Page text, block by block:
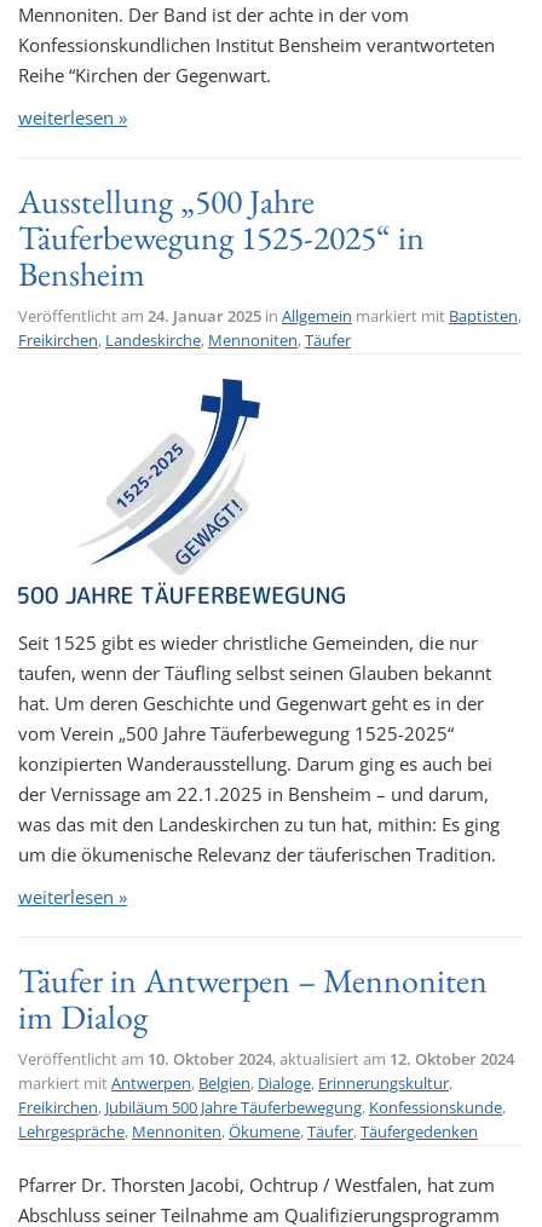
Mennoniten. Der Band ist der achte in der vom
Konfessionskundlichen Institut Bensheim verantworteten
Reihe “Kirchen der Gegenwart.
weiterlesen »
Ausstellung „500 Jahre
Täuferbewegung 1525-2025“ in
Bensheim
Veröffentlicht am 24. Januar 2025 in Allgemein markiert mit Baptisten,
Freikirchen, Landeskirche, Mennoniten,Täufer
Seit 1525 gibt es wieder christliche Gemeinden, die nur
taufen, wenn der Täufling selbst seinen Glauben bekannt
hat. Um deren Geschichte und Gegenwart geht es in der
vom Verein „500 Jahre Täuferbewegung 1525-2025“
konzipierten Wanderausstellung. Darum ging es auch bei
der Vernissage am 22.1.2025 in Bensheim – und darum,
was das mit den Landeskirchen zu tun hat, mithin: Es ging
um die ökumenische Relevanz der täuferischen Tradition.
weiterlesen »
Täufer in Antwerpen – Mennoniten
im Dialog
Veröffentlicht am 10. Oktober 2024, aktualisiert am 12. Oktober 2024
markiert mitAntwerpen, Belgien, Dialoge, Erinnerungskultur,
Freikirchen, Jubiläum 500 Jahre Täuferbewegung, Konfessionskunde,
Lehrgespräche, Mennoniten,Ökumene,Täufer,Täufergedenken
Pfarrer Dr. Thorsten Jacobi, Ochtrup / Westfalen, hat zum
Abschluss seiner Teilnahme am Qualifizierungsprogramm